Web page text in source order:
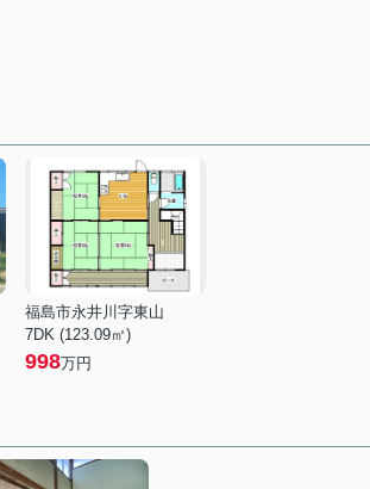
福島市永井川字東山
7DK (123.09㎡)
998万円